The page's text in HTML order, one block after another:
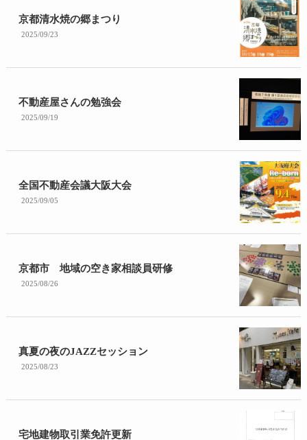
京都清水焼の郷まつり
2025/09/23
不動産屋さんの勉強会
2025/09/19
全国不動産会議大阪大会
2025/09/05
京都市 地域の空き家相談員研修
2025/08/26
真夏の夜のJAZZセッション
2025/08/23
宅地建物取引業免許更新